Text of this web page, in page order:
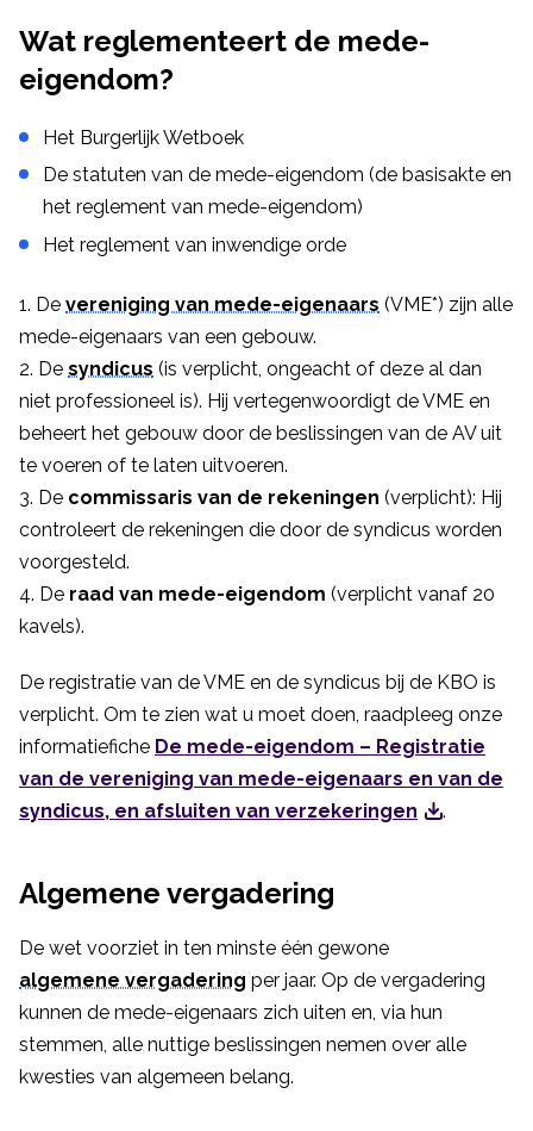
Wat reglementeert de mede-
eigendom?
Het Burgerlijk Wetboek
De statuten van de mede-eigendom (de basisakte en
het reglement van mede-eigendom)
Het reglement van inwendige orde
De vereniging van mede-eigenaars (VME*) zijn alle
mede-eigenaars van een gebouw.
De syndicus (is verplicht, ongeacht of deze al dan
niet professioneel is). Hij vertegenwoordigt de VME en
beheert het gebouw door de beslissingen van de AV uit
te voeren of te laten uitvoeren.
De commissaris van de rekeningen (verplicht): Hij
controleert de rekeningen die door de syndicus worden
voorgesteld.
De raad van mede-eigendom (verplicht vanaf 20
kavels).
De registratie van de VME en de syndicus bij de KBO is
verplicht. Om te zien wat u moet doen, raadpleeg onze
informatiefiche De mede-eigendom – Registratie
van de vereniging van mede-eigenaars en van de
syndicus, en afsluiten van verzekeringen
.
Algemene vergadering
De wet voorziet in ten minste één gewone
algemene vergadering per jaar. Op de vergadering
kunnen de mede-eigenaars zich uiten en, via hun
stemmen, alle nuttige beslissingen nemen over alle
kwesties van algemeen belang.